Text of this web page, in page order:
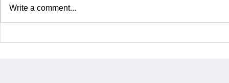
Write a comment...